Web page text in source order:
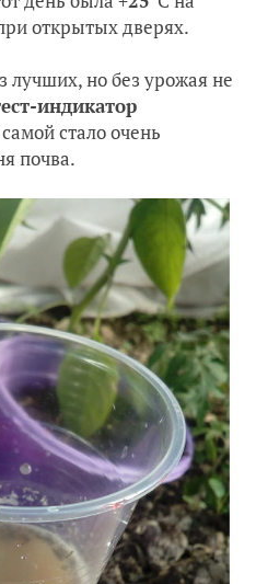
открытых дверях.
лучших, но без урожая не
индикатор
стало очень
почва.